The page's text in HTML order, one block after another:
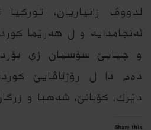
لدووڤ زانیاریان، توركیا
ئه‌نجامدایه‌ و ل هه‌رێما
و چیایێ سۆسیان ژی
ده‌م دا ل رۆژئاڤایێ
دێرك، كۆبانێ، شه‌هبا و
Share this: